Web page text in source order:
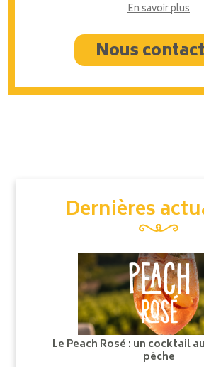
En savoir plus
Nous
Dernières
Le Peach Rosé : un cocktail
pêche